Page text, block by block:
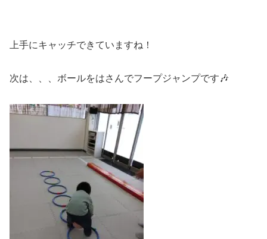
上手にキャッチできていますね！
次は、、、ボールをはさんでフープジャンプです🎶